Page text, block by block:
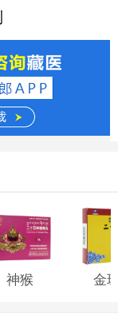
神猴 金